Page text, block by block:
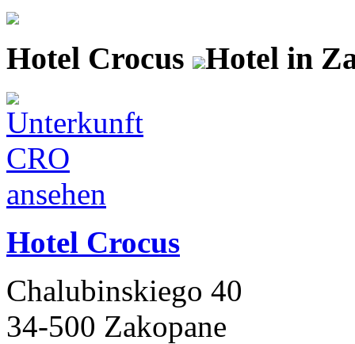
Hotel Crocus Hotel in
Hotel Crocus
Chalubinskiego 40
34-500 Zakopane